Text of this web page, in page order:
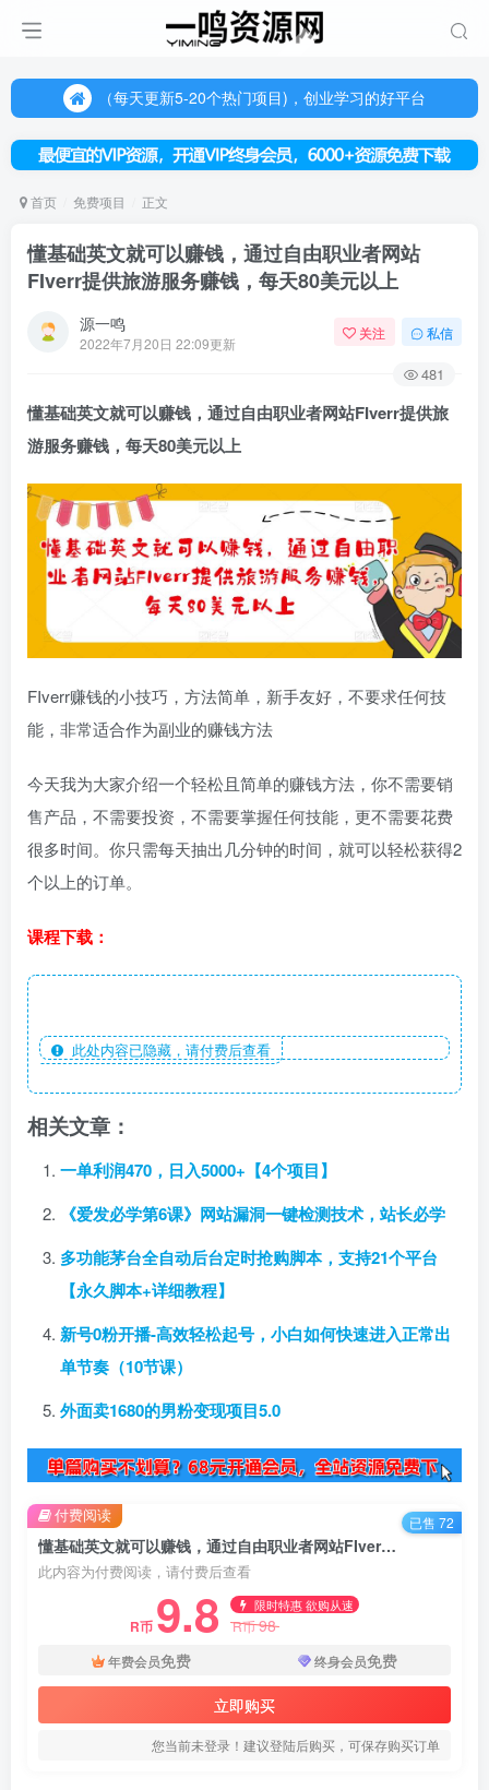
（每天更新5-20个热门项目)，创业学习的好平台
（每天更新5-20个热门项目)，创业学习的好平台
欢迎访问一鸣资源网，本站汇集数千网创课程和项目
首页 免费项目 正文
懂基础英文就可以赚钱，通过自由职业者网站
FIverr提供旅游服务赚钱，每天80美元以上
源一鸣
2022年7月20日 22:09更新
关注 私信
481
懂基础英文就可以赚钱，通过自由职业者网站FIverr提供旅
游服务赚钱，每天80美元以上
FIverr赚钱的小技巧，方法简单，新手友好，不要求任何技
能，非常适合作为副业的赚钱方法
今天我为大家介绍一个轻松且简单的赚钱方法，你不需要销
售产品，不需要投资，不需要掌握任何技能，更不需要花费
很多时间。你只需每天抽出几分钟的时间，就可以轻松获得2
个以上的订单。
课程下载：
此处内容已隐藏，请付费后查看
相关文章：
一单利润470，日入5000+【4个项目】
《爱发必学第6课》网站漏洞一键检测技术，站长必学
多功能茅台全自动后台定时抢购脚本，支持21个平台
【永久脚本+详细教程】
新号0粉开播-高效轻松起号，小白如何快速进入正常出
单节奏（10节课）
外面卖1680的男粉变现项目5.0
懂基础英文就可以赚钱，通过自由职业者网站FIverr提供旅游服务赚钱，每天80美元以上
此内容为付费阅读，请付费后查看
R币 9.8 限时特惠 欲购从速
R币98
年费会员免费 终身会员免费
立即购买
您当前未登录！建议登陆后购买，可保存购买订单
付费阅读 已售 72